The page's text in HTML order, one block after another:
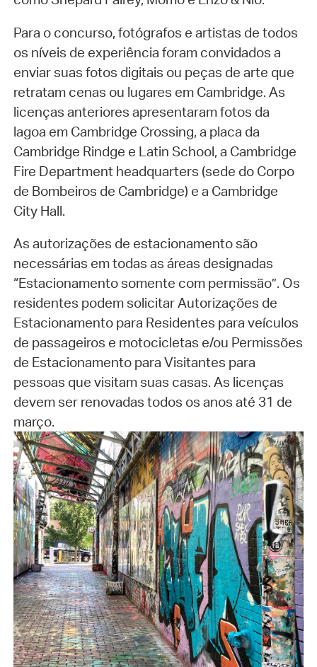
Para o concurso, fotógrafos e artistas de todos
os níveis de experiência foram convidados a
enviar suas fotos digitais ou peças de arte que
retratam cenas ou lugares em Cambridge. As
licenças anteriores apresentaram fotos da
lagoa em Cambridge Crossing, a placa da
Cambridge Rindge e Latin School, a Cambridge
Fire Department headquarters (sede do Corpo
de Bombeiros de Cambridge) e a Cambridge
City Hall.
As autorizações de estacionamento são
necessárias em todas as áreas designadas
“Estacionamento somente com permissão”. Os
residentes podem solicitar Autorizações de
Estacionamento para Residentes para veículos
de passageiros e motocicletas e/ou Permissões
de Estacionamento para Visitantes para
pessoas que visitam suas casas. As licenças
devem ser renovadas todos os anos até 31 de
março.